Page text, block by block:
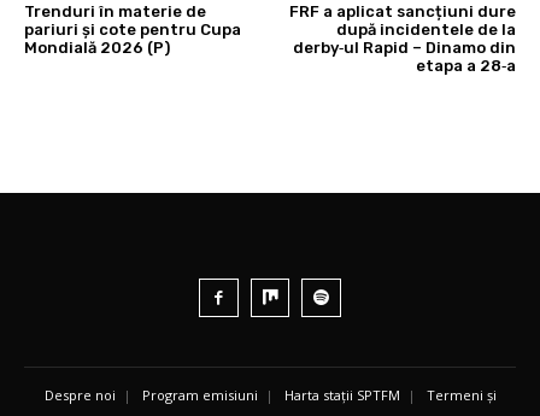
Trenduri în materie de
pariuri și cote pentru Cupa
Mondială 2026 (P)
FRF a aplicat sancțiuni dure
după incidentele de la
derby‑ul Rapid – Dinamo din
etapa a 28‑a
Despre noi | Program emisiuni | Harta stații SPTFM | Termeni și